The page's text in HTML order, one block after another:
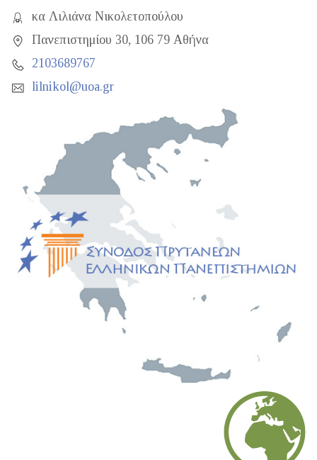
κα Λιλιάνα Νικολετοπούλου
Πανεπιστημίου 30, 106 79 Αθήνα
2103689767
lilnikol@uoa.gr